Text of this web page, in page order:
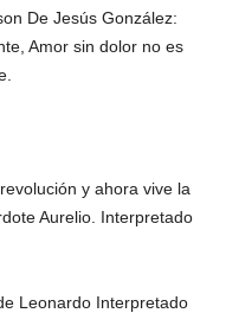
De Jesús González:
Amor sin dolor no es
y ahora vive la
Aurelio. Interpretado
Leonardo Interpretado